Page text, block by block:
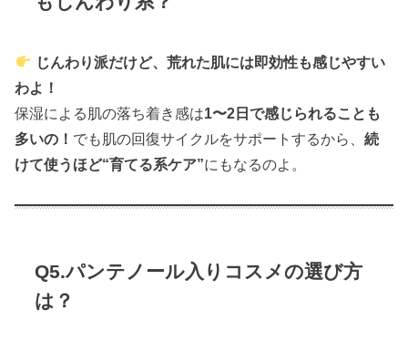
じんわり派だけど、荒れた肌には即効性も感じやすい
わよ！
保湿による肌の落ち着き感は1〜2日で感じられることも
多いの！ でも肌の回復サイクルをサポートするから、続
けて使うほど“育てる系ケア”にもなるのよ。
Q5.パンテノール入りコスメの選び方
は？